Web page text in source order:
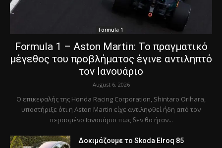
Formula 1
Formula 1 – Aston Martin: Το πραγματικό
μέγεθος του προβλήματος έγινε αντιληπτό
τον Ιανουάριο
August 6, 2026
Ο επικεφαλής της Honda Racing Corporation, Shintaro Orihara,
υποστήριξε ότι η Aston Martin είχε αντιληφθεί ήδη από τον
περασμένο Ιανουάριο πως δεν θα ήταν...
Δοκιμάζουμε το Skoda Elroq 85